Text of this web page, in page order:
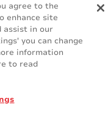
Frequenti)
agree to the
enhance site
assist in our
you can change
information
to read